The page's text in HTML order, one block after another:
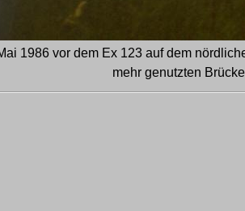
1986 vor dem Ex 123 auf dem
mehr genutzten